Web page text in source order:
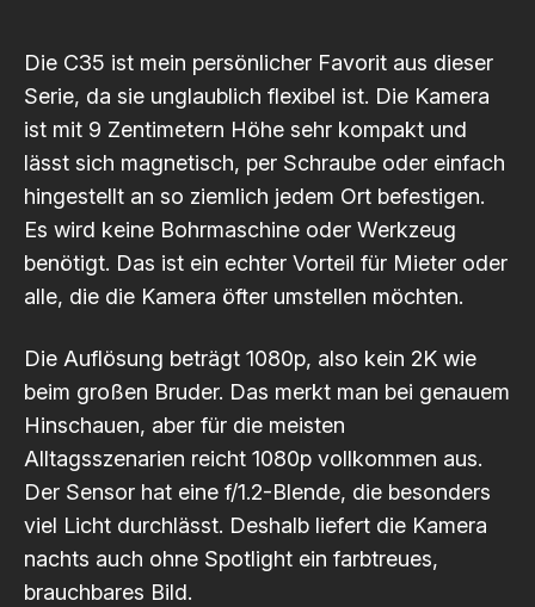
Die C35 ist mein persönlicher Favorit aus dieser
Serie, da sie unglaublich flexibel ist. Die Kamera
ist mit 9 Zentimetern Höhe sehr kompakt und
lässt sich magnetisch, per Schraube oder einfach
hingestellt an so ziemlich jedem Ort befestigen.
Es wird keine Bohrmaschine oder Werkzeug
benötigt. Das ist ein echter Vorteil für Mieter oder
alle, die die Kamera öfter umstellen möchten.
Die Auflösung beträgt 1080p, also kein 2K wie
beim großen Bruder. Das merkt man bei genauem
Hinschauen, aber für die meisten
Alltagsszenarien reicht 1080p vollkommen aus.
Der Sensor hat eine f/1.2-Blende, die besonders
viel Licht durchlässt. Deshalb liefert die Kamera
nachts auch ohne Spotlight ein farbtreues,
brauchbares Bild.